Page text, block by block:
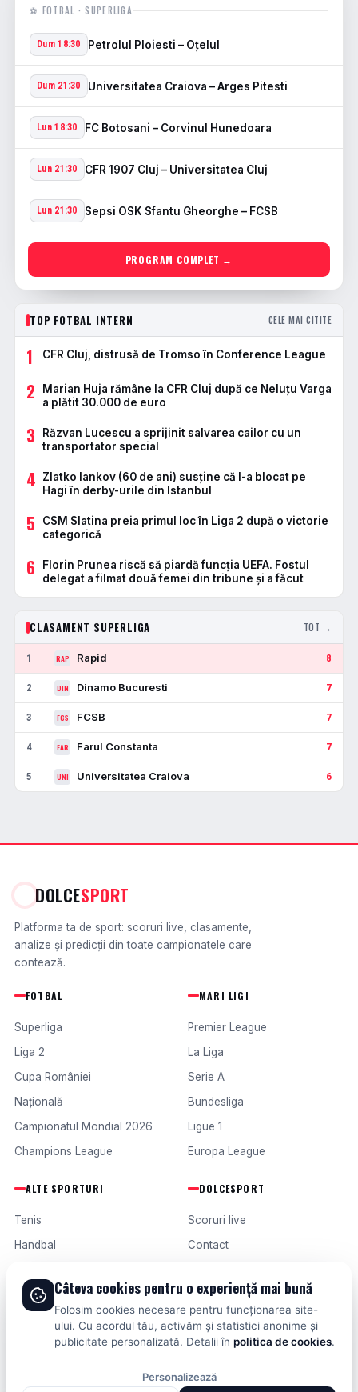
⚽ FOTBAL · SUPERLIGA
Dum 18:30 Petrolul Ploiesti – Oţelul
Dum 21:30 Universitatea Craiova – Arges Pitesti
Lun 18:30 FC Botosani – Corvinul Hunedoara
Lun 21:30 CFR 1907 Cluj – Universitatea Cluj
Lun 21:30 Sepsi OSK Sfantu Gheorghe – FCSB
PROGRAM COMPLET →
TOP FOTBAL INTERN CELE MAI CITITE
1 CFR Cluj, distrusă de Tromso în Conference League
2
Marian Huja rămâne la CFR Cluj după ce Neluțu Varga
a plătit 30.000 de euro
3
Răzvan Lucescu a sprijinit salvarea cailor cu un
transportator special
4
Zlatko Iankov (60 de ani) susține că l-a blocat pe
Hagi în derby-urile din Istanbul
5
CSM Slatina preia primul loc în Liga 2 după o victorie
categorică
6
Florin Prunea riscă să piardă funcția UEFA. Fostul
delegat a filmat două femei din tribune și a făcut
CLASAMENT SUPERLIGA TOT →
1 RAP Rapid 8
2 DIN Dinamo Bucuresti 7
3 FCS FCSB 7
4 FAR Farul Constanta 7
5 UNI Universitatea Craiova 6
DOLCESPORT
Platforma ta de sport: scoruri live, clasamente,
analize și predicții din toate campionatele care
contează.
FOTBAL
Superliga
Liga 2
Cupa României
Națională
Campionatul Mondial 2026
Champions League
MARI LIGI
Premier League
La Liga
Serie A
Bundesliga
Ligue 1
Europa League
ALTE SPORTURI
Tenis
Handbal
Formula 1
Fotbal intern
Fotbal extern
DOLCESPORT
Scoruri live
Contact
Termeni și condiții
Câteva cookies pentru o experiență mai bună
Folosim cookies necesare pentru funcționarea site-
ului. Cu acordul tău, activăm și statistici anonime și
publicitate personalizată. Detalii în politica de cookies.
Personalizează